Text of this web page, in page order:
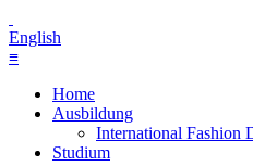
English
≡
Home
Ausbildung
International Fashion
Studium